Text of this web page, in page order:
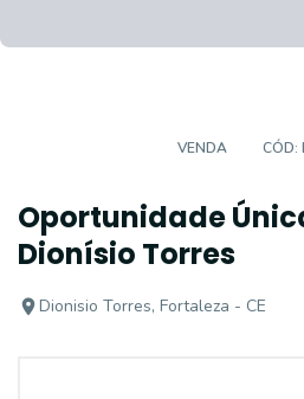
VENDA CÓD:
Oportunidade
Dionísio Torres
Dionisio Torres, Fortaleza - CE